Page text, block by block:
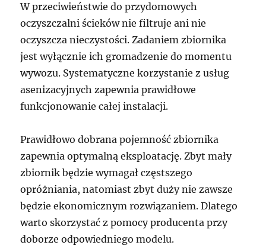
W przeciwieństwie do przydomowych
oczyszczalni ścieków nie filtruje ani nie
oczyszcza nieczystości. Zadaniem zbiornika
jest wyłącznie ich gromadzenie do momentu
wywozu. Systematyczne korzystanie z usług
asenizacyjnych zapewnia prawidłowe
funkcjonowanie całej instalacji.
Prawidłowo dobrana pojemność zbiornika
zapewnia optymalną eksploatację. Zbyt mały
zbiornik będzie wymagał częstszego
opróżniania, natomiast zbyt duży nie zawsze
będzie ekonomicznym rozwiązaniem. Dlatego
warto skorzystać z pomocy producenta przy
doborze odpowiedniego modelu.